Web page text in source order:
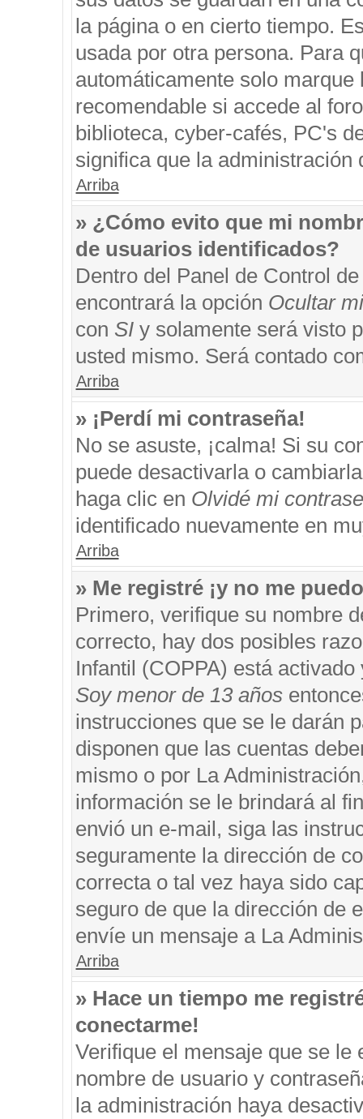
la página o en cierto tiempo.
usada por otra persona. Para
automáticamente solo
recomendable si accede al
biblioteca, cyber-cafés, PC's
significa que la administración
Arriba
» ¿Cómo evito que mi
de usuarios identificados?
Dentro del Panel de Control
encontrará la opción Ocultar
con SIy solamente será visto
usted mismo. Será contado
Arriba
» ¡Perdí mi contraseña!
No se asuste, ¡calma! Si su
puede desactivarla o
haga clic en Olvidé mi
identificado nuevamente en
Arriba
» Me registré ¡y no me
Primero, verifique su nombre
correcto, hay dos posibles
Infantil (COPPA) está
Soy menor de 13 años
instrucciones que se le darán
disponen que las cuentas
mismo o por La
información se le brindará al
envió un e-mail, siga las
seguramente la dirección de
correcta o tal vez haya sido
seguro de que la dirección de
envíe un mensaje a La
Arriba
» Hace un tiempo me
conectarme!
Verifique el mensaje que se
nombre de usuario y
la administración haya